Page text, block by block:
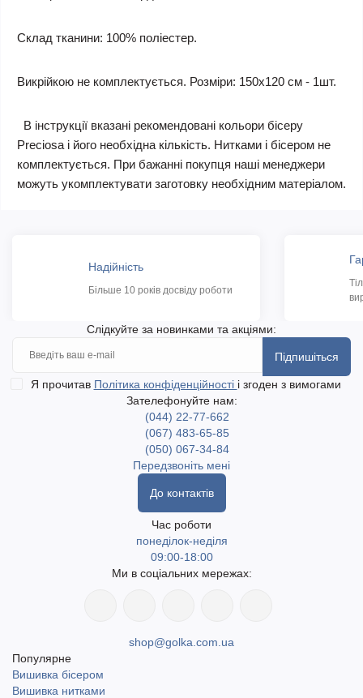
Склад тканини: 100% поліестер.
Викрійкою не комплектується. Розміри: 150х120 см - 1шт.
В інструкції вказані рекомендовані кольори бісеру
Preciosa і його необхідна кількість. Нитками і бісером не
комплектується. При бажанні покупця наші менеджери
можуть укомплектувати заготовку необхідним матеріалом.
Надійність
Більше 10 років досвіду роботи
Слідкуйте за новинками та акціями:
Підпишіться
Я прочитав Політика конфіденційності і згоден з вимогами
Зателефонуйте нам:
(044) 22-77-662
(067) 483-65-85
(050) 067-34-84
Передзвоніть мені
До контактів
Час роботи
понеділок-неділя
09:00-18:00
Ми в соціальних мережах:
shop@golka.com.ua
Популярне
Вишивка бісером
Вишивка нитками